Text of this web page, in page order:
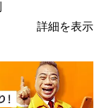
詳細を表示